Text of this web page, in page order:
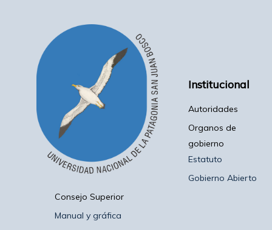
Institucional
Autoridades
Organos de
gobierno
Estatuto
Gobierno Abierto
Consejo Superior
Manual y gráfica